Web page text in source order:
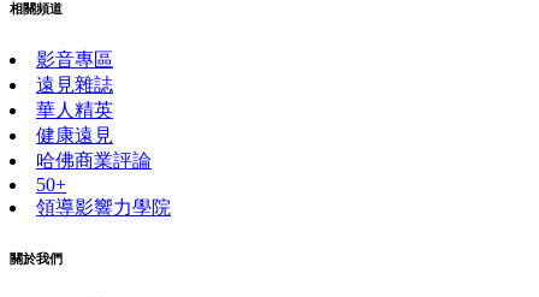
相關頻道
影音專區
遠見雜誌
華人精英
健康遠見
哈佛商業評論
50+
領導影響力學院
關於我們